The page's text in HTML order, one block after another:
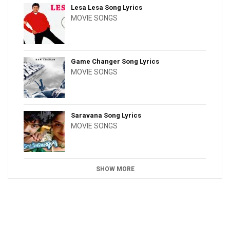
Lesa Lesa Song Lyrics
MOVIE SONGS
Game Changer Song Lyrics
MOVIE SONGS
Saravana Song Lyrics
MOVIE SONGS
SHOW MORE